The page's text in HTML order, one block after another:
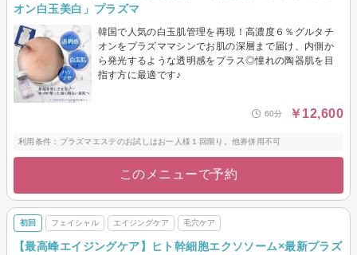
オン白玉美白」プラズマ
韓国で人気の白玉肌管理を再現！高濃度６％グルタチ
オンをプラズママシンでお肌の深層まで届け、内側か
ら発光するような透明感をプラス◎憧れの陶器肌を目
指す方に最適です♪
60分 ￥12,600
利用条件：プラズマエステのお試しはお一人様１回限り。他券併用不可
このメニューで予約
初回 フェイシャル エイジングケア 毛穴ケア
【最高峰エイジングケア】ヒト幹細胞エクソソーム×最新プラズ